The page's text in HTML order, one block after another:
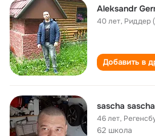
Aleksandr
40 лет, Риддер
Добавить в
sascha sascha
46 лет,
62 школа